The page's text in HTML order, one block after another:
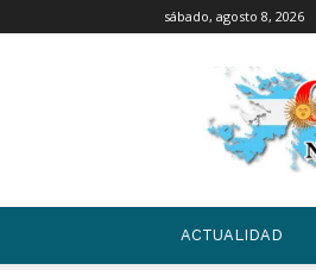
sábado, agosto 8, 2026
ACTUALIDAD